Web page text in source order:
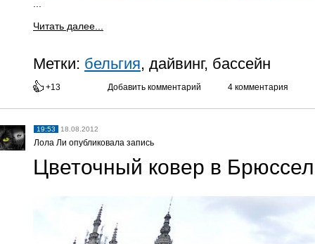
Читать далее...
Метки: бельгия, дайвинг, бассейн
+13 Добавить комментарий 4 комментария
19:53 18.08.2012
Лола Ли опубликовала запись
Цветочный ковер в